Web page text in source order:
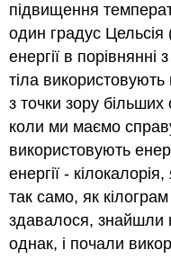
підвищення
один градус Цельсія
енергії в порівнянні
тіла
з точки зору більших
коли ми маємо
використовують
енергії -
так само, як
здавалося, знайшли
однак, і почали